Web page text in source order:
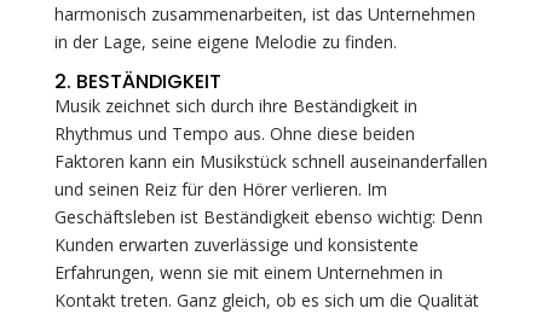
harmonisch zusammenarbeiten, ist das Unternehmen
in der Lage, seine eigene Melodie zu finden.
2. BESTÄNDIGKEIT
Musik zeichnet sich durch ihre Beständigkeit in
Rhythmus und Tempo aus. Ohne diese beiden
Faktoren kann ein Musikstück schnell auseinanderfallen
und seinen Reiz für den Hörer verlieren. Im
Geschäftsleben ist Beständigkeit ebenso wichtig: Denn
Kunden erwarten zuverlässige und konsistente
Erfahrungen, wenn sie mit einem Unternehmen in
Kontakt treten. Ganz gleich, ob es sich um die Qualität